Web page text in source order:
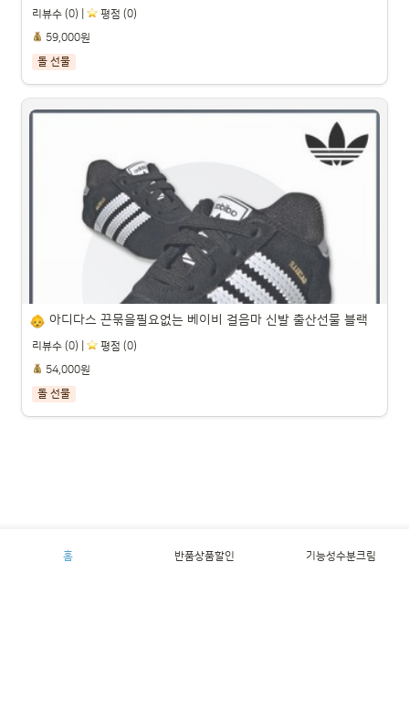
아디다스 끈묶을필요없는 베이비 걸음마 신발 출산선물 핑크
파트너스 활동을 통해 일정액의 수수료를 제공받을 수 있습니다.
리뷰수 (0) |
️ 평점 (0)
59,000원
돌 선물
아디다스 끈묶을필요없는 베이비 걸음마 신발 출산선물 블랙
리뷰수 (0) |
️ 평점 (0)
54,000원
돌 선물
홈 반품상품할인 기능성수분크림